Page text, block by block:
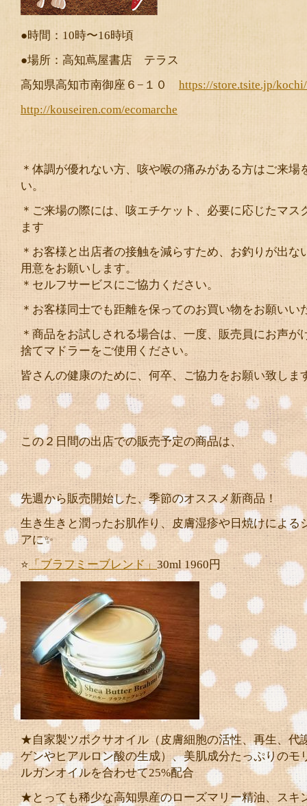
●時間：10時〜16時頃
●場所：高知蔦屋書店 テラス
高知県高知市南御座６−１０ https://store.tsite.jp/
http://kouseiren.com/ecomarche
＊体調が優れない方、咳や喉の痛みがある方はご来場
い。
＊ご来場の際には、咳エチケット、必要に応じたマス
ます
＊お客様と出店者の接触を減らすため、お釣りが出な
用意をお願いします。
＊セルフサービスにご協力ください。
＊お客様同士でも距離を保ってのお買い物をお願いい
＊商品をお試しされる場合は、一度、販売員にお声が
捨てマドラーをご使用ください。
皆さんの健康のために、何卒、ご協力をお願い致しま
この２日間の出店での販売予定の商品は、
先週から販売開始した、季節のオススメ新商品！
生き生きと潤ったお肌作り、皮膚湿疹や日焼けによる
アに✨
⭐️ 「ブラフミーブレンド」 30ml 1960円
★自家製ツボクサオイル（皮膚細胞の活性、再生、代
ゲンやヒアルロン酸の生成）、美肌成分たっぷりのモ
ルガンオイルを合わせて25%配合
★とっても稀少な高知県産のローズマリー精油、スキ